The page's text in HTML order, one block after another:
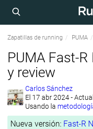
Zapatillas de running PUMA
PUMA Fast-
y review
Carlos Sánchez
El 17 abr 2024-
Usando la
Nueva versión: Fast-R